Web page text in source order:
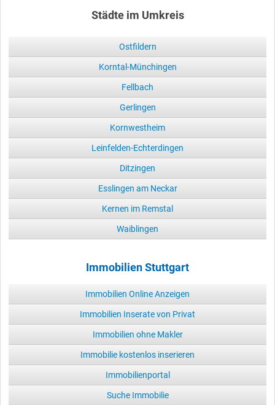
Städte im Umkreis
Ostfildern
Korntal-Münchingen
Fellbach
Gerlingen
Kornwestheim
Leinfelden-Echterdingen
Ditzingen
Esslingen am Neckar
Kernen im Remstal
Waiblingen
Immobilien Stuttgart
Immobilien Online Anzeigen
Immobilien Inserate von Privat
Immobilien ohne Makler
Immobilie kostenlos inserieren
Immobilienportal
Suche Immobilie